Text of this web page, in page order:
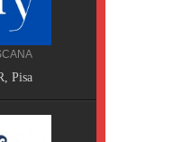
Pisa